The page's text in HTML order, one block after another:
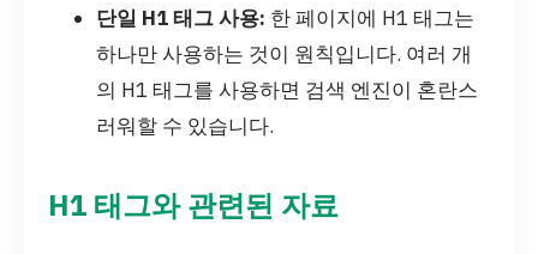
단일 H1 태그 사용: 한 페이지에 H1 태그는
하나만 사용하는 것이 원칙입니다. 여러 개
의 H1 태그를 사용하면 검색 엔진이 혼란스
러워할 수 있습니다.
H1 태그와 관련된 자료